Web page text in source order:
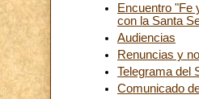
Encuentro "Fe
con la Santa
Audiencias
Renuncias y
Telegrama del
Comunicado